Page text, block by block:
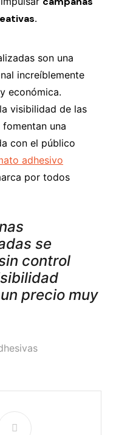
son una
increíblemente
económica.
visibilidad de las
una
con el público
adhesivo
por todos
se
control
precio muy